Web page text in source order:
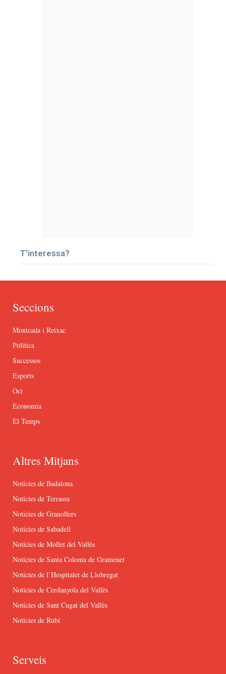
T’interessa?
Seccions
Montcada i Reixac
Política
Successos
Esports
Oci
Economia
El Temps
Altres Mitjans
Notícies de Badalona
Notícies de Terrassa
Notícies de Granollers
Notícies de Sabadell
Notícies de Mollet del Vallès
Notícies de Santa Coloma de Gramenet
Notícies de l’Hospitalet de Llobregat
Notícies de Cerdanyola del Vallès
Notícies de Sant Cugat del Vallès
Notícies de Rubí
Serveis